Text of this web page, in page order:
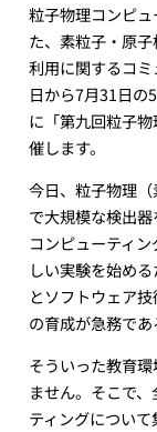
粒子物理コンピ
た、素粒子・原
利用に関するコ
日から7月31日の
に「第九回粒子
催します。
今日、粒子物理
で大規模な検出器
コンピューティ
しい実験を始め
とソフトウェア
の育成が急務であ
そういった教育
ません。そこで
ティングについ